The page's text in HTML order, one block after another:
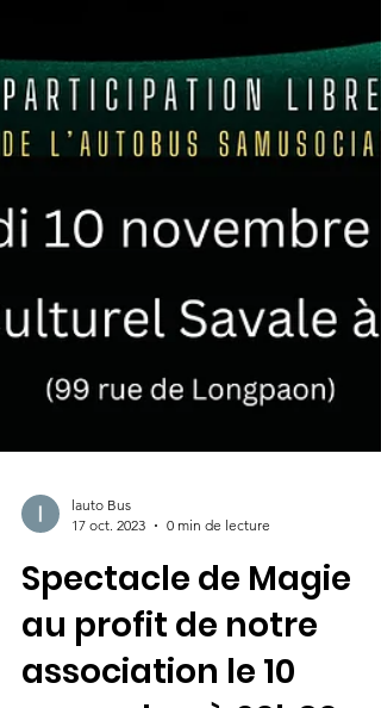
lauto Bus
17 oct. 2023
0 min de lecture